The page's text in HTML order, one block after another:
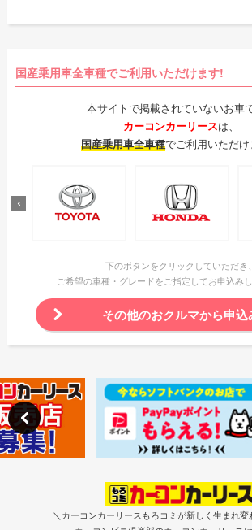
国産乗用車全車種でご利用いただけます!
本サイトで掲載されていないお車で
カーコンカーリースは、
国産乗用車全車種でご利用いただけ
下のボタンをクリックしていただき、
ご希望の車種・グレードをご指定してお申込みし
その他のおクルマから申込
＼カーコンカーリースもろコミが新しく生まれ変